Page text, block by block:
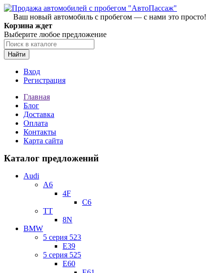
Ваш новый автомобиль с пробегом — с нами это просто!
Корзина ждет
Выберите любое предложение
Найти
Вход
Регистрация
Главная
Блог
Доставка
Оплата
Контакты
Карта сайта
Каталог предложений
Audi
A6
4F
C6
TT
8N
BMW
5 серия 523
E39
5 серия 525
E60